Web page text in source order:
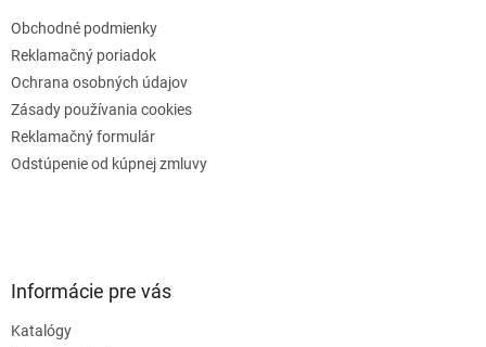
Obchodné podmienky
Reklamačný poriadok
Ochrana osobných údajov
Zásady používania cookies
Reklamačný formulár
Odstúpenie od kúpnej zmluvy
Informácie pre vás
Katalógy